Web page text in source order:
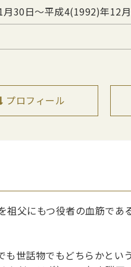
30日〜平成4(1992)年12
プロフィール
父にもつ役者の血筋で
世話物でもどちらかと